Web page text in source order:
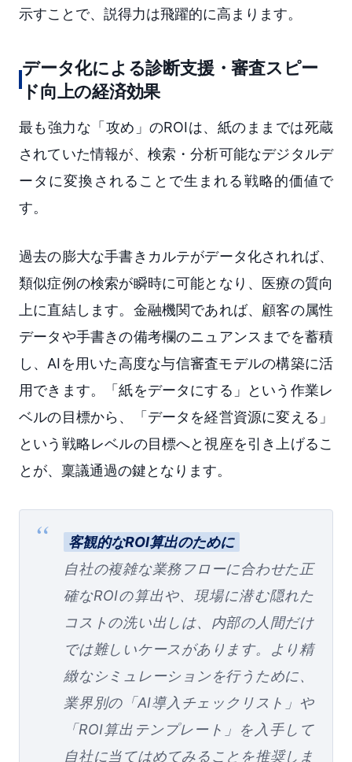
示すことで、説得力は飛躍的に高まります。
データ化による診断支援・審査スピー
ド向上の経済効果
最も強力な「攻め」のROIは、紙のままでは死蔵
されていた情報が、検索・分析可能なデジタルデ
ータに変換されることで生まれる戦略的価値で
す。
過去の膨大な手書きカルテがデータ化されれば、
類似症例の検索が瞬時に可能となり、医療の質向
上に直結します。金融機関であれば、顧客の属性
データや手書きの備考欄のニュアンスまでを蓄積
し、AIを用いた高度な与信審査モデルの構築に活
用できます。「紙をデータにする」という作業レ
ベルの目標から、「データを経営資源に変える」
という戦略レベルの目標へと視座を引き上げるこ
とが、稟議通過の鍵となります。
客観的なROI算出のために
自社の複雑な業務フローに合わせた正
確なROIの算出や、現場に潜む隠れた
コストの洗い出しは、内部の人間だけ
では難しいケースがあります。より精
緻なシミュレーションを行うために、
業界別の「AI導入チェックリスト」や
「ROI算出テンプレート」を入手して
自社に当てはめてみることを推奨しま